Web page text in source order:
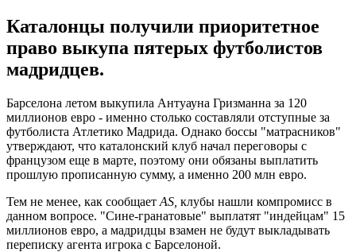
Каталонцы получили приоритетное
право выкупа пятерых футболистов
мадридцев.
Барселона летом выкупила Антуауна Гризманна за 120
миллионов евро - именно столько составляли отступные за
футболиста Атлетико Мадрида. Однако боссы "матрасников"
утверждают, что каталонский клуб начал переговоры с
французом еще в марте, поэтому они обязаны выплатить
прошлую прописанную сумму, а именно 200 млн евро.
Тем не менее, как сообщает AS, клубы нашли компромисс в
данном вопросе. "Сине-гранатовые" выплатят "индейцам" 15
миллионов евро, а мадридцы взамен не будут выкладывать
переписку агента игрока с Барселоной.